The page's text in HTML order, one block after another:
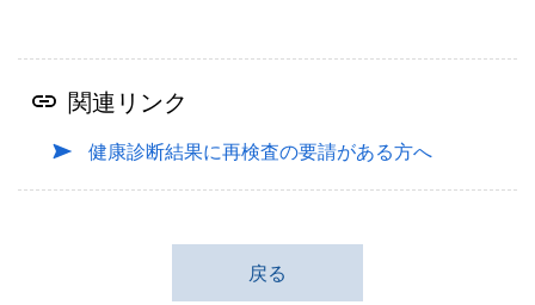
関連リンク
健康診断結果に再検査の要請がある方へ
戻る